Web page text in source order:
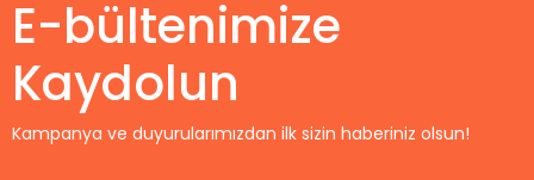
E-bültenimize
Kaydolun
Kampanya ve duyurularımızdan ilk sizin haberiniz olsun!